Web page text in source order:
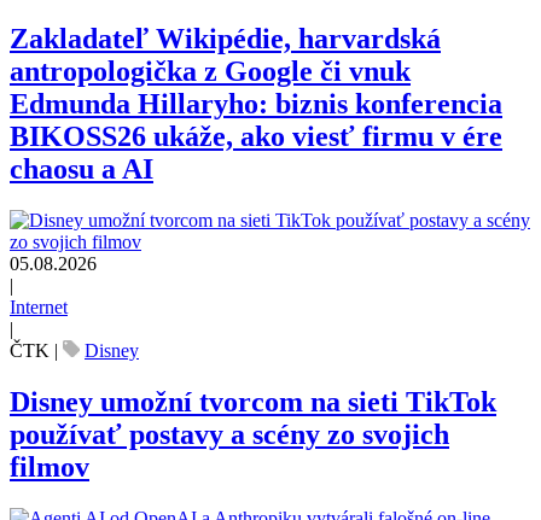
Zakladateľ Wikipédie, harvardská
antropologička z Google či vnuk
Edmunda Hillaryho: biznis konferencia
BIKOSS26 ukáže, ako viesť firmu v ére
chaosu a AI
05.08.2026
|
Internet
|
ČTK | Disney
Disney umožní tvorcom na sieti TikTok
používať postavy a scény zo svojich
filmov